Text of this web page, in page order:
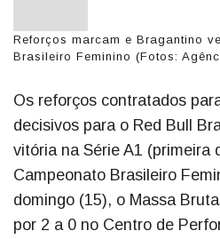
Reforços marcam e Bragantino
Brasileiro Feminino (Fotos:
Os reforços contratados
decisivos para o Red Bull
vitória na Série A1 (primeira
Campeonato Brasileiro
domingo (15), o Massa
por 2 a 0 no Centro de